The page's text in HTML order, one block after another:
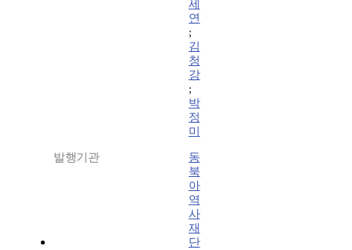
세
연
;
김
청
강
;
박
정
미
발행기관
동
북
아
역
사
재
단